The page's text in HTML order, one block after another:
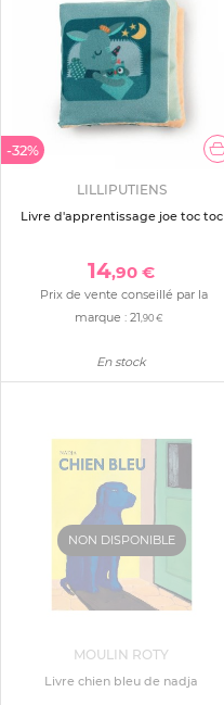
-32%
LILLIPUTIENS
Livre d'apprentissage joe toc toc
14,90 €
Prix de vente conseillé par la
marque :21,90 €
En stock
NON DISPONIBLE
MOULIN ROTY
Livre chien bleu de nadja